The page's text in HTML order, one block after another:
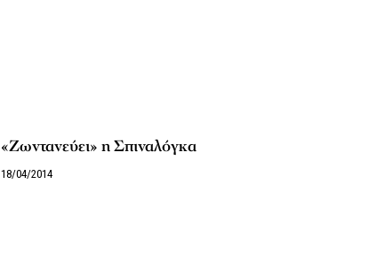
«Ζωντανεύει» η Σπιναλόγκα
18/04/2014